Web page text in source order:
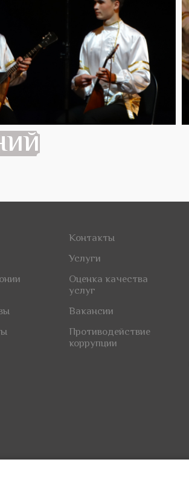
Контакты
Услуги
Оценка качества
услуг
Вакансии
Противодействие
коррупции